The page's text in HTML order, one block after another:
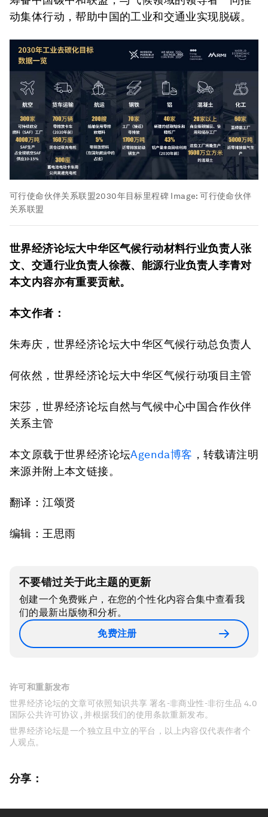
动集体行动，帮助中国的工业和交通业实现脱碳。
可行使命伙伴关系联盟2030年目标里程碑 Image:可行使命伙伴
关系联盟
世界经济论坛大中华区气候行动材料行业负责人张
文、交通行业负责人徐薇、能源行业负责人李青对
本文内容亦有重要贡献。
本文作者：
朱寿庆，世界经济论坛大中华区气候行动总负责人
何依然，世界经济论坛大中华区气候行动项目主管
宋莎，世界经济论坛自然与气候中心中国合作伙伴
关系主管
本文原载于世界经济论坛Agenda博客 ，转载请注明
来源并附上本文链接。
翻译：江颂贤
编辑：王思雨
不要错过关于此主题的更新
创建一个免费账户，在您的个性化内容合集中查看我
们的最新出版物和分析。
免费注册
许可和重新发布
世界经济论坛的文章可依照知识共享 署名-非商业性-非衍生品 4.0
国际公共许可协议 , 并根据我们的使用条款重新发布。
世界经济论坛是一个独立且中立的平台，以上内容仅代表作者个
人观点。
分享：